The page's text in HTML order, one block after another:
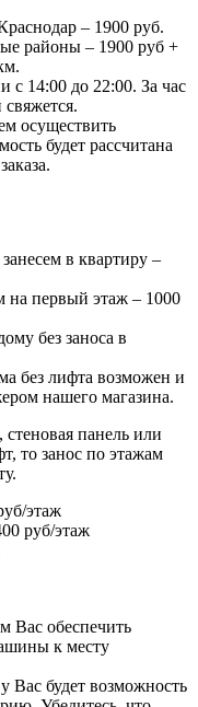
– 1900 руб.
районы – 1900 руб +
с 14:00 до 22:00. За час
осуществить
будет рассчитана
в квартиру –
на первый этаж – 1000
без заноса в
без лифта возможен и
нашего магазина.
панель или
то занос по этажам
этаж
руб/этаж
Вас обеспечить
к месту
Вас будет возможность